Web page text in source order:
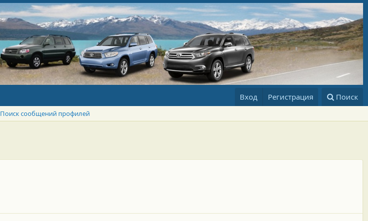
Вход Регистрация Поиск
Поиск сообщений профилей